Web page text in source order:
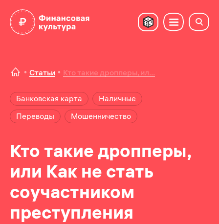
Статьи Кто такие дропперы, ил...
Банковская карта
Наличные
Переводы
Мошенничество
Кто такие дропперы,
или Как не стать
соучастником
преступления